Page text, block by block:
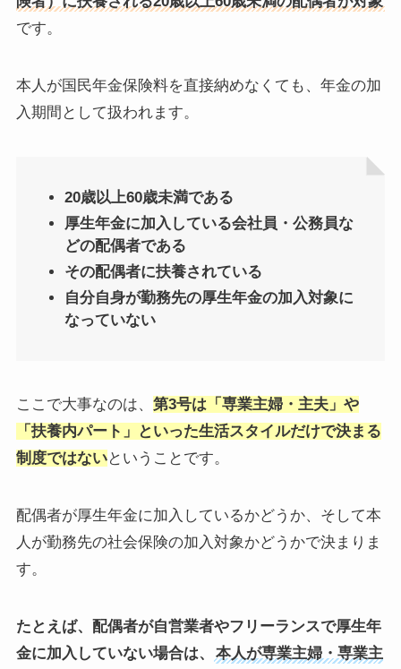
です。
本人が国民年金保険料を直接納めなくても、年金の加
入期間として扱われます。
20歳以上60歳未満である
厚生年金に加入している会社員・公務員な
どの配偶者である
その配偶者に扶養されている
自分自身が勤務先の厚生年金の加入対象に
なっていない
ここで大事なのは、 第3号は「専業主婦・主夫」や
「扶養内パート」といった生活スタイルだけで決まる
制度ではないということです。
配偶者が厚生年金に加入しているかどうか、そして本
人が勤務先の社会保険の加入対象かどうかで決まりま
す。
たとえば、配偶者が自営業者やフリーランスで厚生年
金に加入していない場合は、
本人が専業主婦・専業主